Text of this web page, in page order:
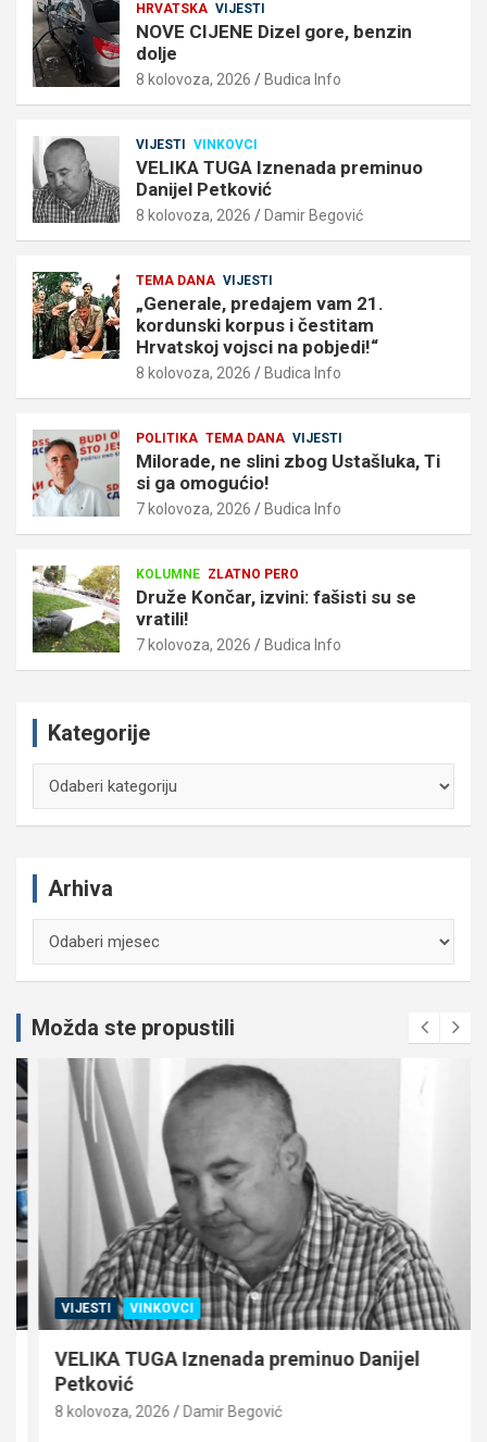
HRVATSKA VIJESTI
NOVE CIJENE Dizel gore, benzin
dolje
8 kolovoza, 2026 Budica Info
VIJESTI VINKOVCI
VELIKA TUGA Iznenada preminuo
Danijel Petković
8 kolovoza, 2026 Damir Begović
TEMA DANA VIJESTI
„Generale, predajem vam 21.
kordunski korpus i čestitam
Hrvatskoj vojsci na pobjedi!“
8 kolovoza, 2026 Budica Info
POLITIKA TEMA DANA VIJESTI
Milorade, ne slini zbog Ustašluka, Ti
si ga omogućio!
7 kolovoza, 2026 Budica Info
KOLUMNE ZLATNO PERO
Druže Končar, izvini: fašisti su se
vratili!
7 kolovoza, 2026 Budica Info
Kategorije
Arhiva
Možda ste propustili
VIJESTI VINKOVCI
VELIKA TUGA Iznenada preminuo Danijel
Petković
8 kolovoza, 2026 Damir Begović